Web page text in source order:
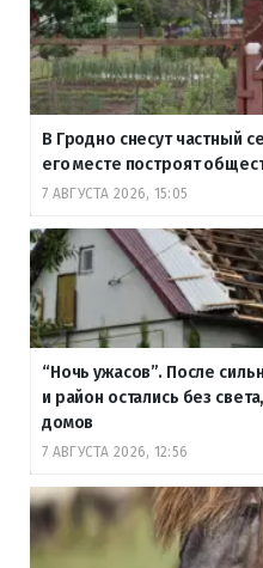
В Гродно снесут частный
его месте построят
7 АВГУСТА 2026, 15:05
“Ночь ужасов”. После
и район остались без
домов
7 АВГУСТА 2026, 12:56